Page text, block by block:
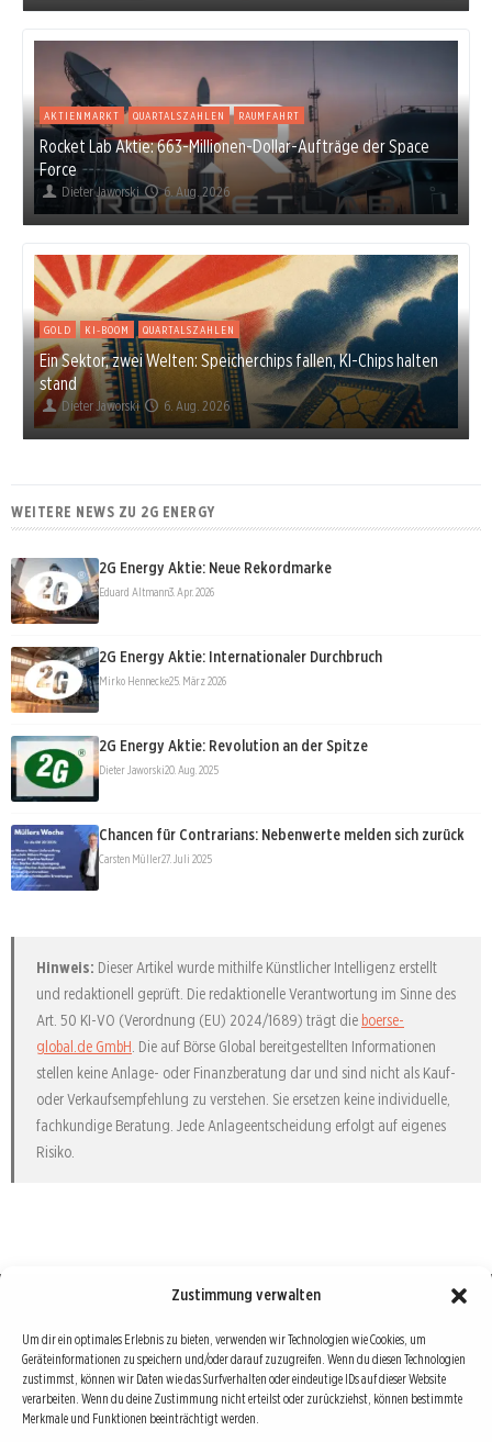
Zustimmung verwalten
Um dir ein optimales Erlebnis zu bieten, verwenden wir Technologien wie Cookies, um
Geräteinformationen zu speichern und/oder darauf zuzugreifen. Wenn du diesen Technologien
zustimmst, können wir Daten wie das Surfverhalten oder eindeutige IDs auf dieser Website
verarbeiten. Wenn du deine Zustimmung nicht erteilst oder zurückziehst, können bestimmte
Merkmale und Funktionen beeinträchtigt werden.
AKTIENMARKT QUARTALSZAHLEN RAUMFAHRT
Rocket Lab Aktie: 663-Millionen-Dollar-Aufträge der Space
Force
Dieter Jaworski 6. Aug. 2026
GOLD KI-BOOM QUARTALSZAHLEN
Ein Sektor, zwei Welten: Speicherchips fallen, KI-Chips halten
stand
Dieter Jaworski 6. Aug. 2026
WEITERE NEWS ZU 2G ENERGY
2G Energy Aktie: Neue Rekordmarke
Eduard Altmann3. Apr. 2026
2G Energy Aktie: Internationaler Durchbruch
Mirko Hennecke25. März 2026
2G Energy Aktie: Revolution an der Spitze
Dieter Jaworski20. Aug. 2025
Chancen für Contrarians: Nebenwerte melden sich zurück
Carsten Müller27. Juli 2025
Hinweis: Dieser Artikel wurde mithilfe Künstlicher Intelligenz erstellt
und redaktionell geprüft. Die redaktionelle Verantwortung im Sinne des
Art. 50 KI-VO (Verordnung (EU) 2024/1689) trägt die boerse-
global.de GmbH. Die auf Börse Global bereitgestellten Informationen
stellen keine Anlage- oder Finanzberatung dar und sind nicht als Kauf-
oder Verkaufsempfehlung zu verstehen. Sie ersetzen keine individuelle,
fachkundige Beratung. Jede Anlageentscheidung erfolgt auf eigenes
Risiko.
Börse : lokal, international, global
Erfolgreiche Börsengeschäfte bedingen vor allem drei Dinge: Verlässliche Informationen,
richtige Interpretationen und unabhängige Informationsquellen. Diese drei Bausteine sind
auch die redaktionelle Leitlinie von Börse Global.